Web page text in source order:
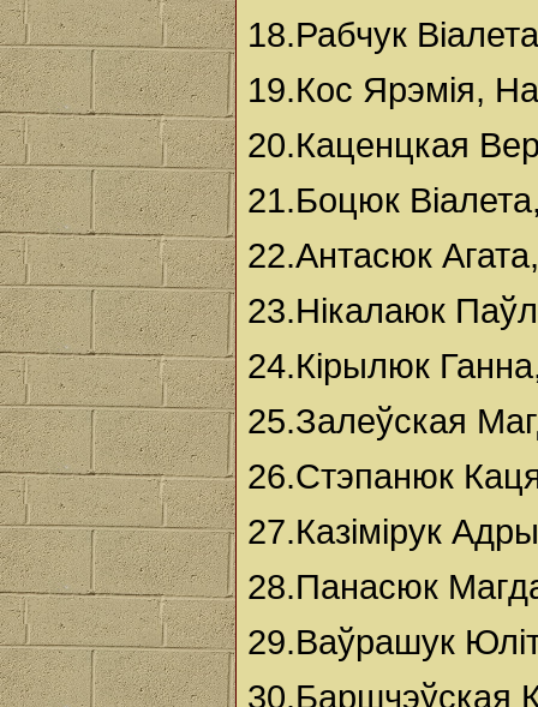
18.Рабчук
19.Кос Ярэмія,
20.Каценцкая
21.Боцюк
22.Антасюк
23.Нікалаюк
24.Кірылюк
25.Залеўская
26.Стэпанюк
27.Казімірук
28.Панасюк
29.Ваўрашук
30.Баршчэўская